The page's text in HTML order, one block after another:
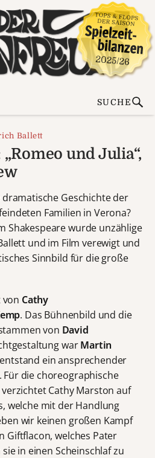
SUCHE
Ballett
und Julia“,
Geschichte der
Familien in Verona?
Shakespeare wurde unzählige
und im Film verewigt und
Sinnbild für die große
von Cathy
. Das Bühnenbild und die
von David
warMartin
ein ansprechender
Für die choreographische
Cathy Marston auf
welche mit der Handlung
wir keinen großen Kampf
Giftflacon, welches Pater
in einen Scheinschlaf zu